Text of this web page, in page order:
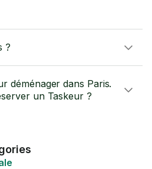
?
déménager dans Paris.
un Taskeur ?